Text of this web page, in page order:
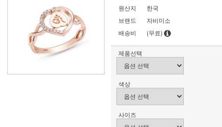
원산지
한국
브랜드
자비미소
배송비
(무료)
제품선택
색상
사이즈